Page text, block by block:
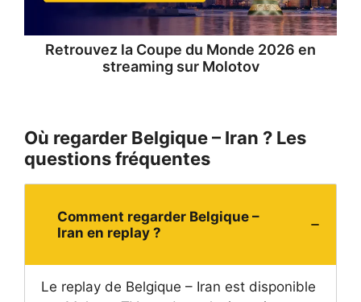
Retrouvez la Coupe du Monde 2026 en
streaming sur Molotov
Où regarder Belgique – Iran ? Les
questions fréquentes
Comment regarder Belgique –
Iran en replay ?
Le replay de Belgique – Iran est disponible